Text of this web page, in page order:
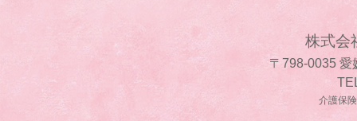
株式会
〒798-0035 愛
介護保